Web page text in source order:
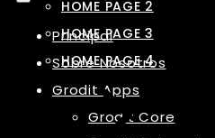
Principal
Sobre Nosotros
Grodit Apps
Grodit Core
HOME PAGE 2
HOME PAGE 3
HOME PAGE 4